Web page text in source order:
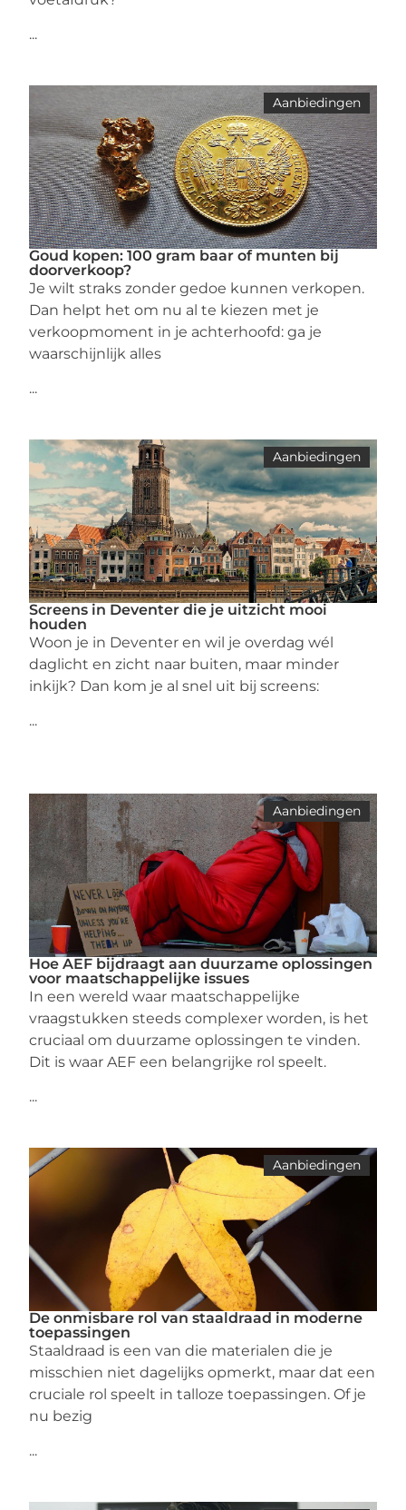
...
Aanbiedingen
Goud kopen: 100 gram baar of munten bij
doorverkoop?
Je wilt straks zonder gedoe kunnen verkopen.
Dan helpt het om nu al te kiezen met je
verkoopmoment in je achterhoofd: ga je
waarschijnlijk alles
...
Aanbiedingen
Screens in Deventer die je uitzicht mooi
houden
Woon je in Deventer en wil je overdag wél
daglicht en zicht naar buiten, maar minder
inkijk? Dan kom je al snel uit bij screens:
...
Aanbiedingen
Hoe AEF bijdraagt aan duurzame oplossingen
voor maatschappelijke issues
In een wereld waar maatschappelijke
vraagstukken steeds complexer worden, is het
cruciaal om duurzame oplossingen te vinden.
Dit is waar AEF een belangrijke rol speelt.
...
Aanbiedingen
De onmisbare rol van staaldraad in moderne
toepassingen
Staaldraad is een van die materialen die je
misschien niet dagelijks opmerkt, maar dat een
cruciale rol speelt in talloze toepassingen. Of je
nu bezig
...